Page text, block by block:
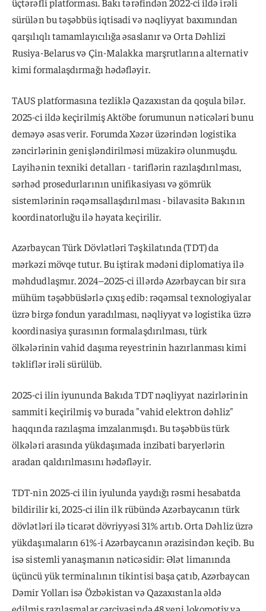
sürülən bu təşəbbüs iqtisadi və nəqliyyat baxımından
qarşılıqlı tamamlayıcılığa əsaslanır və Orta Dəhlizi
Rusiya-Belarus və Çin-Malakka marşrutlarına alternativ
kimi formalaşdırmağı hədəfləyir.
TAUS platformasına tezliklə Qazaxıstan da qoşula bilər.
2025-ci ildə keçirilmiş Aktöbe forumunun nəticələri bunu
deməyə əsas verir. Forumda Xəzər üzərindən logistika
zəncirlərinin genişləndirilməsi müzakirə olunmuşdu.
Layihənin texniki detalları - tariflərin razılaşdırılması,
sərhəd prosedurlarının unifikasiyası və gömrük
sistemlərinin rəqəmsallaşdırılması - bilavasitə Bakının
koordinatorluğu ilə həyata keçirilir.
Azərbaycan Türk Dövlətləri Təşkilatında (TDT) da
mərkəzi mövqe tutur. Bu iştirak mədəni diplomatiya ilə
məhdudlaşmır. 2024–2025-ci illərdə Azərbaycan bir sıra
mühüm təşəbbüslərlə çıxış edib: rəqəmsal texnologiyalar
üzrə birgə fondun yaradılması, nəqliyyat və logistika üzrə
koordinasiya şurasının formalaşdırılması, türk
ölkələrinin vahid daşıma reyestrinin hazırlanması kimi
təkliflər irəli sürülüb.
2025-ci ilin iyununda Bakıda TDT nəqliyyat nazirlərinin
sammiti keçirilmiş və burada "vahid elektron dəhliz"
haqqında razılaşma imzalanmışdı. Bu təşəbbüs türk
ölkələri arasında yükdaşımada inzibati baryerlərin
aradan qaldırılmasını hədəfləyir.
TDT-nin 2025-ci ilin iyulunda yaydığı rəsmi hesabatda
bildirilir ki, 2025-ci ilin ilk rübündə Azərbaycanın türk
dövlətləri ilə ticarət dövriyyəsi 31% artıb. Orta Dəhliz üzrə
yükdaşımaların 61%-i Azərbaycanın ərazisindən keçib. Bu
isə sistemli yanaşmanın nəticəsidir: Ələt limanında
üçüncü yük terminalının tikintisi başa çatıb, Azərbaycan
Dəmir Yolları isə Özbəkistan və Qazaxıstanla əldə